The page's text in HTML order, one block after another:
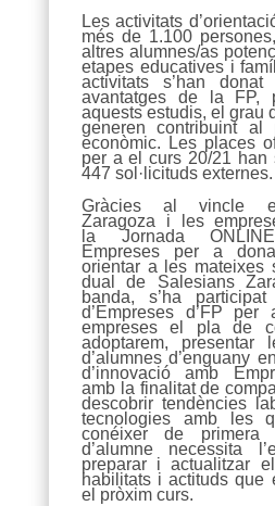
Les activitats
més de 1.100
altres alumnes/as
etapes educatives i
activitats s’han
avantatges de la FP,
aquests estudis, el grau
generen contribuint al
econòmic. Les places
per a el curs 20/21 han
447 sol·licituds externes.
Gràcies al vincle
Zaragoza i les
la Jornada
Empreses per a
orientar a les mateixes
dual de Salesians
banda, s’ha
d’Empreses d’FP
empreses el pla de
adoptarem, presentar
d’alumnes d’enguany
d’innovació amb
amb la finalitat de
descobrir tendències
tecnologies amb les
conéixer de primera
d’alumne necessita
preparar i actualitzar
habilitats i actituds que
el pròxim curs.